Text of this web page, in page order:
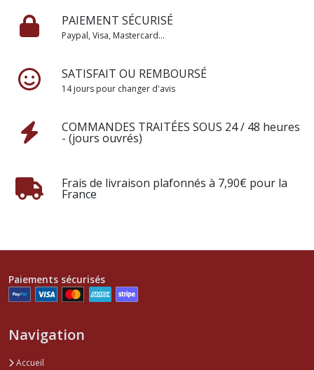
PAIEMENT SÉCURISÉ
Paypal, Visa, Mastercard...
SATISFAIT OU REMBOURSÉ
14 jours pour changer d'avis
COMMANDES TRAITÉES SOUS 24 / 48 heures
- (jours ouvrés)
Frais de livraison plafonnés à 7,90€ pour la
France
Paiements sécurisés
Navigation
Accueil